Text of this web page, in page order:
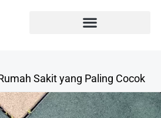
Sakit yang Paling Cocok